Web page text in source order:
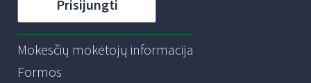
Prisijungti
Mokesčių mokėtojų informacija
Formos